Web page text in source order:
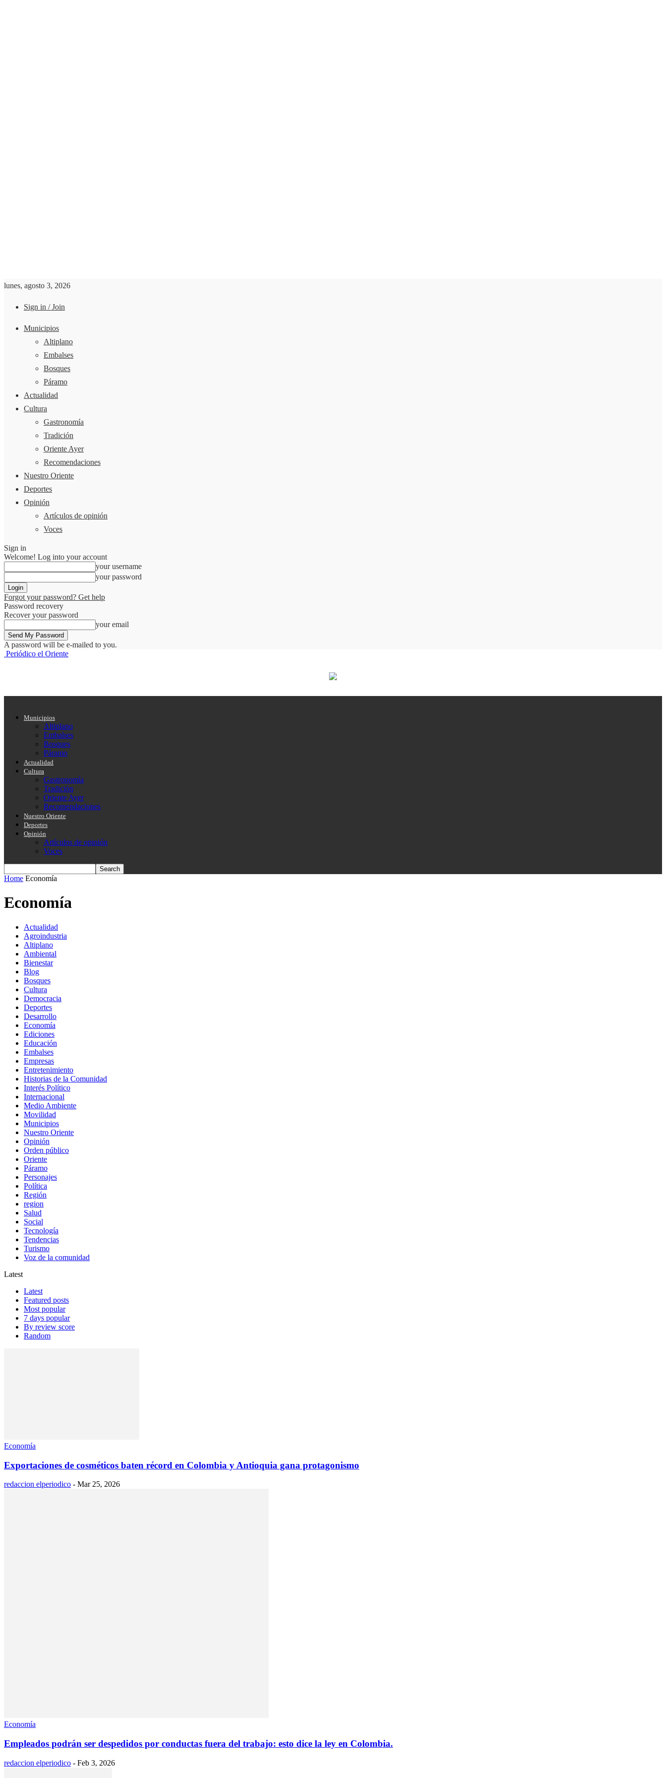
lunes, agosto 3, 2026
Sign in / Join
Municipios
Altiplano
Embalses
Bosques
Páramo
Actualidad
Cultura
Gastronomía
Tradición
Oriente Ayer
Recomendaciones
Nuestro Oriente
Deportes
Opinión
Artículos de opinión
Voces
Sign in
Welcome! Log into your account
your username
your password
Forgot your password? Get help
Password recovery
Recover your password
your email
A password will be e-mailed to you.
Periódico el Oriente
Municipios
Altiplano
Embalses
Bosques
Páramo
Actualidad
Cultura
Gastronomía
Tradición
Oriente Ayer
Recomendaciones
Nuestro Oriente
Deportes
Opinión
Artículos de opinión
Voces
Home Economía
Economía
Actualidad
Agroindustria
Altiplano
Ambiental
Bienestar
Blog
Bosques
Cultura
Democracia
Deportes
Desarrollo
Economía
Ediciones
Educación
Embalses
Empresas
Entretenimiento
Historias de la Comunidad
Interés Político
Internacional
Medio Ambiente
Movilidad
Municipios
Nuestro Oriente
Opinión
Orden público
Oriente
Páramo
Personajes
Política
Región
region
Salud
Social
Tecnología
Tendencias
Turismo
Voz de la comunidad
Latest
Latest
Featured posts
Most popular
7 days popular
By review score
Random
Economía
Exportaciones de cosméticos baten récord en Colombia y Antioquia gana protagonismo
redaccion elperiodico - Mar 25, 2026
Economía
Empleados podrán ser despedidos por conductas fuera del trabajo: esto dice la ley en Colombia.
redaccion elperiodico - Feb 3, 2026